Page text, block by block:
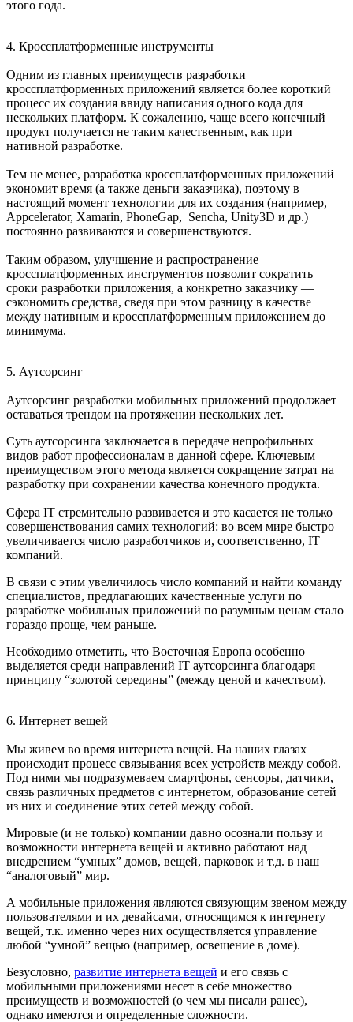
этого года.
4. Кроссплатформенные инструменты
Одним из главных преимуществ разработки
кроссплатформенных приложений является более короткий
процесс их создания ввиду написания одного кода для
нескольких платформ. К сожалению, чаще всего конечный
продукт получается не таким качественным, как при
нативной разработке.
Тем не менее, разработка кроссплатформенных приложений
экономит время (а также деньги заказчика), поэтому в
настоящий момент технологии для их создания (например,
Appcelerator, Xamarin, PhoneGap, Sencha, Unity3D и др.)
постоянно развиваются и совершенствуются.
Таким образом, улучшение и распространение
кроссплатформенных инструментов позволит сократить
сроки разработки приложения, а конкретно заказчику —
сэкономить средства, сведя при этом разницу в качестве
между нативным и кроссплатформенным приложением до
минимума.
5. Аутсорсинг
Аутсорсинг разработки мобильных приложений продолжает
оставаться трендом на протяжении нескольких лет.
Суть аутсорсинга заключается в передаче непрофильных
видов работ профессионалам в данной сфере. Ключевым
преимуществом этого метода является сокращение затрат на
разработку при сохранении качества конечного продукта.
Сфера IT стремительно развивается и это касается не только
совершенствования самих технологий: во всем мире быстро
увеличивается число разработчиков и, соответственно, IT
компаний.
В связи с этим увеличилось число компаний и найти команду
специалистов, предлагающих качественные услуги по
разработке мобильных приложений по разумным ценам стало
гораздо проще, чем раньше.
Необходимо отметить, что Восточная Европа особенно
выделяется среди направлений IT аутсорсинга благодаря
принципу “золотой середины” (между ценой и качеством).
6. Интернет вещей
Мы живем во время интернета вещей. На наших глазах
происходит процесс связывания всех устройств между собой.
Под ними мы подразумеваем смартфоны, сенсоры, датчики,
связь различных предметов с интернетом, образование сетей
из них и соединение этих сетей между собой.
Мировые (и не только) компании давно осознали пользу и
возможности интернета вещей и активно работают над
внедрением “умных” домов, вещей, парковок и т.д. в наш
“аналоговый” мир.
А мобильные приложения являются связующим звеном между
пользователями и их девайсами, относящимся к интернету
вещей, т.к. именно через них осуществляется управление
любой “умной” вещью (например, освещение в доме).
Безусловно, развитие интернета вещей и его связь с
мобильными приложениями несет в себе множество
преимуществ и возможностей (о чем мы писали ранее),
однако имеются и определенные сложности.